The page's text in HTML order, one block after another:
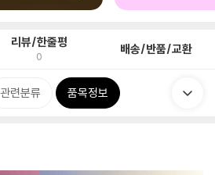
리뷰/한줄평
0 배송/반품/교환
관련분류 품목정보